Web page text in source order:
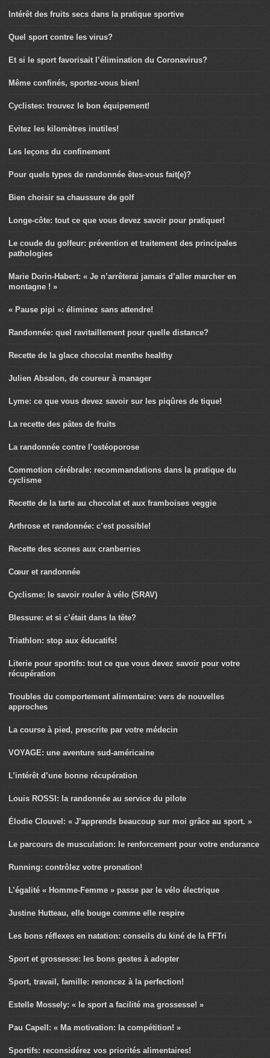
Intérêt des fruits secs dans la pratique sportive
Quel sport contre les virus?
Et si le sport favorisait l’élimination du Coronavirus?
Même confinés, sportez-vous bien!
Cyclistes: trouvez le bon équipement!
Evitez les kilomètres inutiles!
Les leçons du confinement
Pour quels types de randonnée êtes-vous fait(e)?
Bien choisir sa chaussure de golf
Longe-côte: tout ce que vous devez savoir pour pratiquer!
Le coude du golfeur: prévention et traitement des principales
pathologies
Marie Dorin-Habert: « Je n’arrêterai jamais d’aller marcher en
montagne ! »
« Pause pipi »: éliminez sans attendre!
Randonnée: quel ravitaillement pour quelle distance?
Recette de la glace chocolat menthe healthy
Julien Absalon, de coureur à manager
Lyme: ce que vous devez savoir sur les piqûres de tique!
La recette des pâtes de fruits
La randonnée contre l’ostéoporose
Commotion cérébrale: recommandations dans la pratique du
cyclisme
Recette de la tarte au chocolat et aux framboises veggie
Arthrose et randonnée: c’est possible!
Recette des scones aux cranberries
Cœur et randonnée
Cyclisme: le savoir rouler à vélo (SRAV)
Blessure: et si c’était dans la tête?
Triathlon: stop aux éducatifs!
Literie pour sportifs: tout ce que vous devez savoir pour votre
récupération
Troubles du comportement alimentaire: vers de nouvelles
approches
La course à pied, prescrite par votre médecin
VOYAGE: une aventure sud-américaine
L’intérêt d’une bonne récupération
Louis ROSSI: la randonnée au service du pilote
Élodie Clouvel: « J’apprends beaucoup sur moi grâce au sport. »
Le parcours de musculation: le renforcement pour votre endurance
Running: contrôlez votre pronation!
L’égalité « Homme-Femme » passe par le vélo électrique
Justine Hutteau, elle bouge comme elle respire
Les bons réflexes en natation: conseils du kiné de la FFTri
Sport et grossesse: les bons gestes à adopter
Sport, travail, famille: renoncez à la perfection!
Estelle Mossely: « le sport a facilité ma grossesse! »
Pau Capell: « Ma motivation: la compétition! »
Sportifs: reconsidérez vos priorités alimentaires!